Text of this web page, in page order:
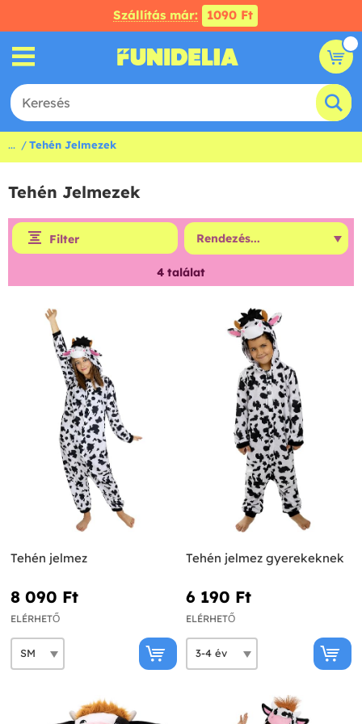
Szállítás már: 1090 Ft
... Tehén Jelmezek
Tehén Jelmezek
Filter
4 találat
Tehén jelmez
8 090 Ft‎
ELÉRHETŐ
Tehén jelmez gyerekeknek
6 190 Ft‎
ELÉRHETŐ